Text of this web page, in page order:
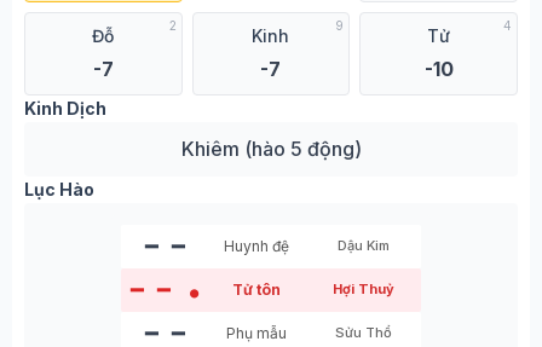
2
Đỗ
-7
9
Kinh
-7
4
Tử
-10
Kinh Dịch
Khiêm (hào 5 động)
Lục Hào
━ ━ Huynh đệ Dậu Kim
━ ━ ● Tử tôn Hợi Thuỷ
━ ━ Phụ mẫu Sửu Thổ